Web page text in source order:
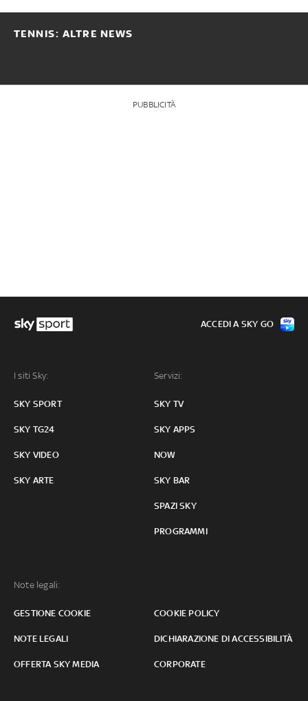
TENNIS: ALTRE NEWS
PUBBLICITÀ
I siti Sky:
SKY SPORT
SKY TG24
SKY VIDEO
SKY ARTE
Servizi:
SKY TV
SKY APPS
NOW
SKY BAR
SPAZI SKY
PROGRAMMI
Note legali:
GESTIONE COOKIE COOKIE POLICY
NOTE LEGALI DICHIARAZIONE DI ACCESSIBILITÀ
OFFERTA SKY MEDIA CORPORATE
ACCEDI A SKY GO